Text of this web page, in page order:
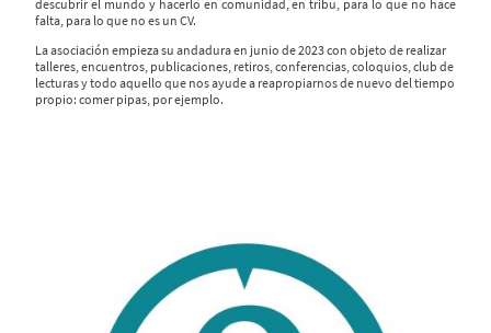
descubrir el mundo y hacerlo en comunidad, en tribu, para lo que no hace
falta, para lo que no es un CV.
La asociación empieza su andadura en junio de 2023 con objeto de realizar
talleres, encuentros, publicaciones, retiros, conferencias, coloquios, club de
lecturas y todo aquello que nos ayude a reapropiarnos de nuevo del tiempo
propio: comer pipas, por ejemplo.